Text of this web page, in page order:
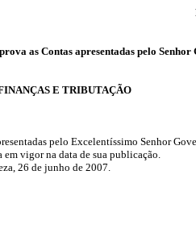
as Contas apresentadas pelo
E TRIBUTAÇÃO
pelo Excelentíssimo Senhor
vigor na data de sua publicação.
26 de junho de 2007.